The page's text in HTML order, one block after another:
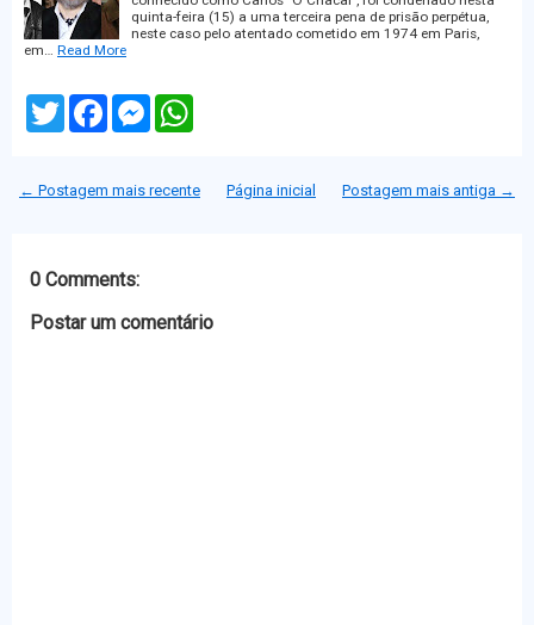
quinta-feira (15) a uma terceira pena de prisão perpétua,
neste caso pelo atentado cometido em 1974 em Paris,
em… Read More
T
w
e
F
o
M
n
A
← Postagem mais recente Postagem mais antiga →
Página inicial
0 Comments:
Postar um comentário